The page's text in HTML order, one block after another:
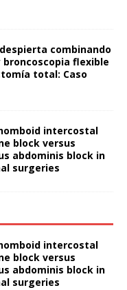
combinando
flexible
total: Caso
intercostal
block versus
abdominis block in
surgeries
intercostal
block versus
abdominis block in
surgeries